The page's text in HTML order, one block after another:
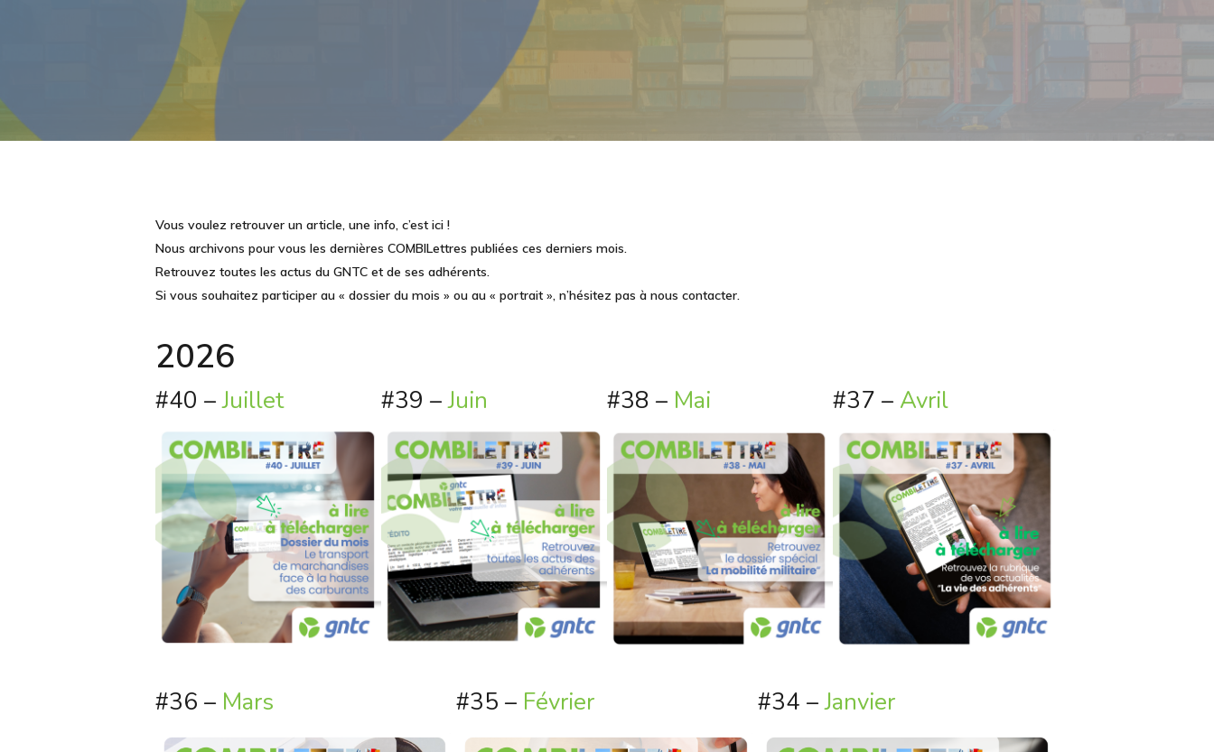
Vous voulez retrouver un article, une info, c’est ici !
Nous archivons pour vous les dernières COMBILettres publiées ces derniers mois.
Retrouvez toutes les actus du GNTC et de ses adhérents.
Si vous souhaitez participer au « dossier du mois » ou au « portrait », n’hésitez pas à nous contacter.
2026
#40 –Juillet #39 –Juin #38 – Mai #37 – Avril
#36 – Mars #35 – Février #34 –Janvier